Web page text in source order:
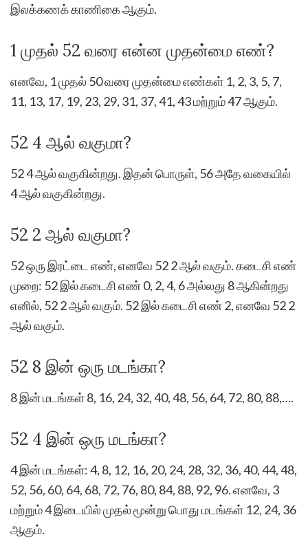
இலக்கணக் காணிகை ஆகும்.
1 முதல் 52 வரை என்ன முதன்மை எண்?
எனவே, 1 முதல் 50 வரை முதன்மை எண்கள் 1, 2, 3, 5, 7,
11, 13, 17, 19, 23, 29, 31, 37, 41, 43 மற்றும் 47 ஆகும்.
52 4 ஆல் வகுமா?
52 4 ஆல் வகுகின்றது. இதன் பொருள், 56 அதே வகையில்
4 ஆல் வகுகின்றது.
52 2 ஆல் வகுமா?
52 ஒரு இரட்டை எண், எனவே 52 2 ஆல் வகும். கடைசி எண்
முறை: 52 இல் கடைசி எண் 0, 2, 4, 6 அல்லது 8 ஆகின்றது
எனில், 52 2 ஆல் வகும். 52 இல் கடைசி எண் 2, எனவே 52 2
ஆல் வகும்.
52 8 இன் ஒரு மடங்கா?
8 இன் மடங்கள் 8, 16, 24, 32, 40, 48, 56, 64, 72, 80, 88,….
52 4 இன் ஒரு மடங்கா?
4 இன் மடங்கள்: 4, 8, 12, 16, 20, 24, 28, 32, 36, 40, 44, 48,
52, 56, 60, 64, 68, 72, 76, 80, 84, 88, 92, 96. எனவே, 3
மற்றும் 4 இடையில் முதல் மூன்று பொது மடங்கள் 12, 24, 36
ஆகும்.